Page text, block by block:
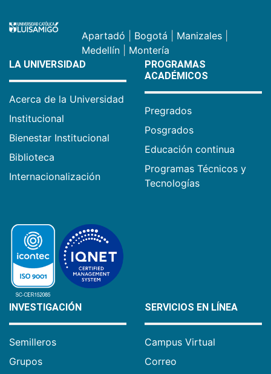
Apartadó Bogotá Manizales
Medellín
Montería
LA UNIVERSIDAD
Acerca de la Universidad
Institucional
Bienestar Institucional
Biblioteca
Internacionalización
PROGRAMAS
ACADÉMICOS
Pregrados
Posgrados
Educación continua
Programas Técnicos y
Tecnologías
INVESTIGACIÓN
Semilleros
Grupos
SERVICIOS EN LÍNEA
Campus Virtual
Correo